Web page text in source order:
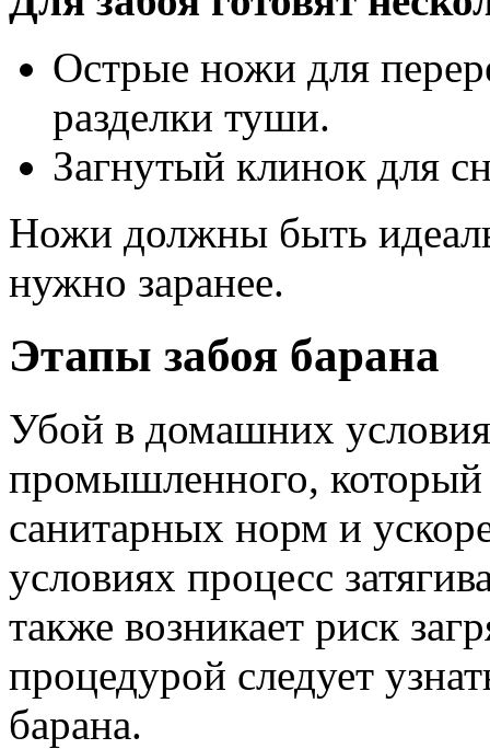
Острые ножи для
разделки туши.
Загнутый клинок для
Ножи должны быть
нужно заранее.
Этапы забоя барана
Убой в домашних
промышленного,
санитарных норм и
условиях процесс
также возникает риск
процедурой следует
барана.